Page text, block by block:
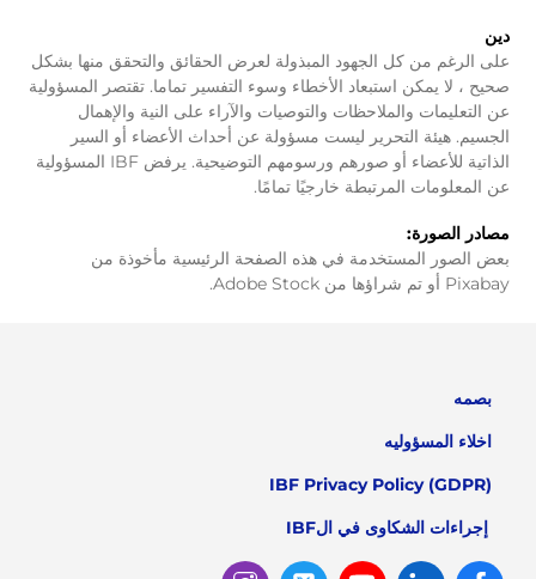
دين
على الرغم من كل الجهود المبذولة لعرض الحقائق والتحقق منها بشكل
صحيح ، لا يمكن استبعاد الأخطاء وسوء التفسير تماما. تقتصر المسؤولية
عن التعليمات والملاحظات والتوصيات والآراء على النية والإهمال
الجسيم. هيئة التحرير ليست مسؤولة عن أحداث الأعضاء أو السير
الذاتية للأعضاء أو صورهم ورسومهم التوضيحية. يرفض IBF المسؤولية
عن المعلومات المرتبطة خارجيًا تمامًا.
مصادر الصورة:
بعض الصور المستخدمة في هذه الصفحة الرئيسية مأخوذة من
Pixabay أو تم شراؤها من Adobe Stock.
بصمه
اخلاء المسؤوليه
IBF Privacy Policy (GDPR)
إجراءات الشكاوى في الIBF
Facebook
Linked
Youtube
Twitter